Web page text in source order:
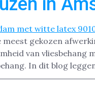
meest gekozen
van vliesbehang
In dit blog